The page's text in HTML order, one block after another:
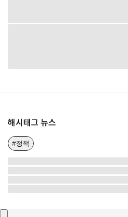
해시태그 뉴스
#정책